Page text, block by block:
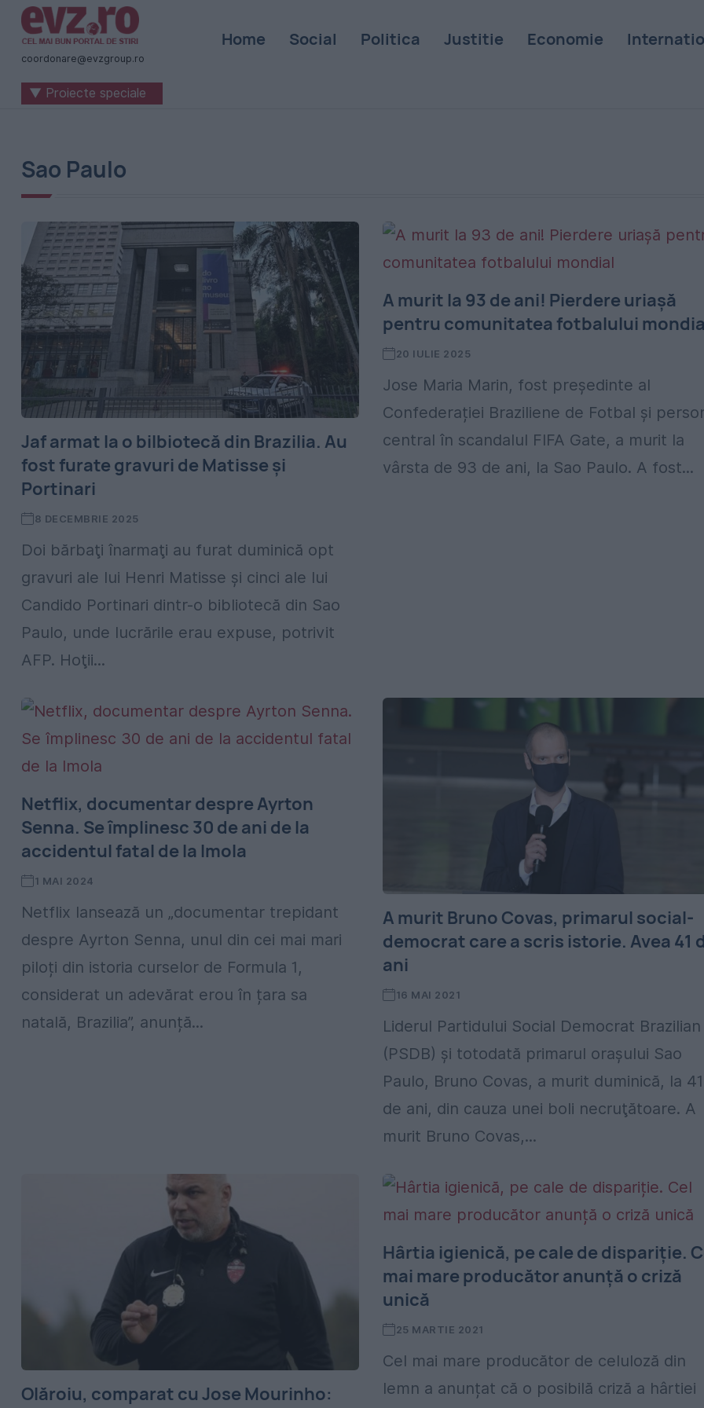
Știri
naționale
internaționale
România
-
Zilei
coordonare@evzgroup.ro
Home Social Politica Justitie Economie
▼ Proiecte speciale
Sao Paulo
Jaf armat la o bilbiotecă din Brazilia. Au
fost furate gravuri de Matisse și
Portinari
8 DECEMBRIE 2025
Doi bărbaţi înarmaţi au furat duminică opt
gravuri ale lui Henri Matisse şi cinci ale lui
Candido Portinari dintr-o bibliotecă din Sao
Paulo, unde lucrările erau expuse, potrivit
AFP. Hoţii...
A murit la 93 de ani! Pierdere uriașă
pentru comunitatea fotbalului
20 IULIE 2025
Jose Maria Marin, fost președinte al
Confederației Braziliene de Fotbal și
central în scandalul FIFA Gate, a murit la
vârsta de 93 de ani, la Sao Paulo. A fost...
Netflix, documentar despre Ayrton
Senna. Se împlinesc 30 de ani de la
accidentul fatal de la Imola
1 MAI 2024
Netflix lansează un „documentar trepidant
despre Ayrton Senna, unul din cei mai mari
piloți din istoria curselor de Formula 1,
considerat un adevărat erou în țara sa
natală, Brazilia”, anunță...
A murit Bruno Covas, primarul social-
democrat care a scris istorie. Avea 41
ani
16 MAI 2021
Liderul Partidului Social Democrat Brazilian
(PSDB) şi totodată primarul oraşului Sao
Paulo, Bruno Covas, a murit duminică, la 41
de ani, din cauza unei boli necruţătoare. A
murit Bruno Covas,...
Olăroiu, comparat cu Jose Mourinho:
Hârtia igienică, pe cale de dispariție.
mai mare producător anunță o criză
unică
25 MARTIE 2021
Cel mai mare producător de celuloză din
lemn a anunțat că o posibilă criză a hârtiei